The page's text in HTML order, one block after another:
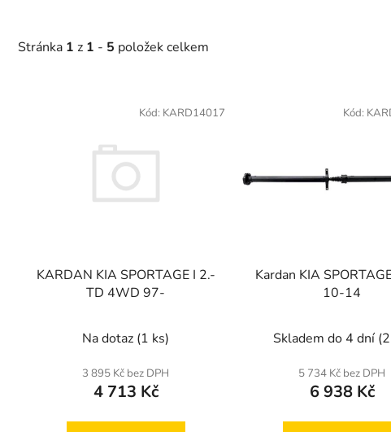
Stránka 1 z 1 - 5 položek celkem
KARDAN KIA SPORTAGE I 2.-
TD 4WD 97-
Na dotaz (1 ks)
3 895 Kč bez DPH
4 713 Kč
Kód: KARD14017
Kardan KIA
10-14
Skladem do 4 dní
5 734 Kč bez DPH
6 938 Kč
Kód: